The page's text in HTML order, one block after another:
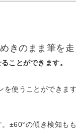
きのまま筆を走
ことができます。
使うことができま
の傾き検知も